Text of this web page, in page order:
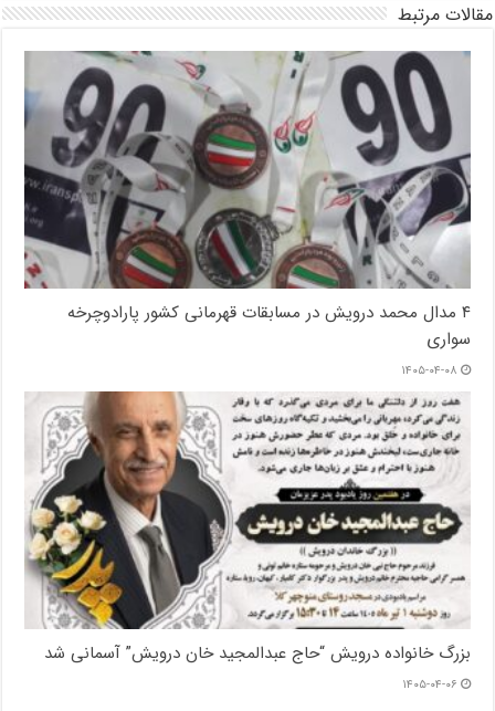
مقالات مرتبط
۴ مدال محمد درویش در مسابقات قهرمانی کشور پارادوچرخه
سواری
۱۴۰۵-۰۴-۰۸
بزرگ خانواده درویش “حاج عبدالمجید خان درویش” آسمانی شد
۱۴۰۵-۰۴-۰۶